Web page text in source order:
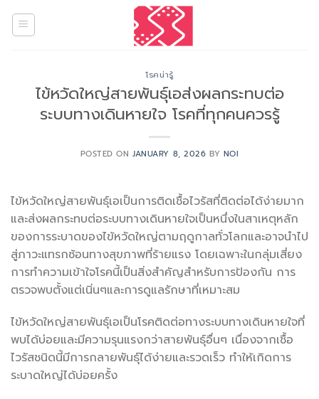
โรคน่ารู้
ไข้หวัดใหญ่สายพันธุ์เอส่งผลกระทบต่อ
ระบบทางเดินหายใจ โรคที่ทุกคนควรรู้
POSTED ONJANUARY 8, 2026 BY NOI
ไข้หวัดใหญ่สายพันธุ์เอเป็นการติดเชื้อไวรัสที่ติดต่อได้ง่ายมาก
และส่งผลกระทบต่อระบบทางเดินหายใจเป็นหนึ่งในสาเหตุหลัก
ของการระบาดของไข้หวัดใหญ่ตามฤดูกาลทั่วโลกและอาจนำไป
สู่ภาวะแทรกซ้อนทางสุขภาพที่ร้ายแรง โดยเฉพาะในกลุ่มเสี่ยง
การทำความเข้าใจโรคนี้เป็นสิ่งสำคัญสำหรับการป้องกัน การ
ตรวจพบตั้งแต่เนิ่นๆและการดูแลรักษาที่เหมาะสม
ไข้หวัดใหญ่สายพันธุ์เอเป็นโรคติดต่อทางระบบทางเดินหายใจที่
พบได้บ่อยและมีความรุนแรงกว่าสายพันธุ์อื่นๆ เนื่องจากเชื้อ
ไวรัสชนิดนี้มีการกลายพันธุ์ได้ง่ายและรวดเร็ว ทำให้เกิดการ
ระบาดใหญ่ได้บ่อยครั้ง